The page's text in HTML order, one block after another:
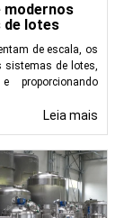
modernos
lotes
de escala, os
sistemas de lotes,
proporcionando
Leia mais